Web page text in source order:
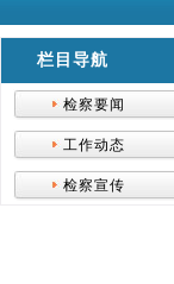
栏目导航
检察要闻
工作动态
检察宣传